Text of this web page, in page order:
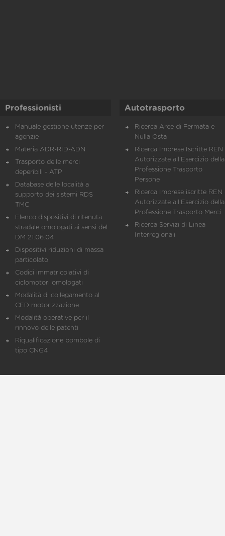
Professionisti
Manuale gestione utenze per
agenzie
Materia ADR-RID-ADN
Trasporto delle merci
deperibili - ATP
Database delle località a
supporto dei sistemi RDS
TMC
Elenco dispositivi di ritenuta
stradale omologati ai sensi del
DM 21.06.04
Dispositivi riduzioni di massa
particolato
Codici immatricolativi di
ciclomotori omologati
Modalità di collegamento al
CED motorizzazione
Modalità operative per il
rinnovo delle patenti
Riqualificazione bombole di
tipo CNG4
Autotrasporto
Ricerca Aree di Fermata e
Nulla Osta
Ricerca Imprese Iscritte REN
Autorizzate all'Esercizio della
Professione Trasporto
Persone
Ricerca Imprese iscritte REN
Autorizzate all'Esercizio della
Professione Trasporto Merci
Ricerca Servizi di Linea
Interregionali